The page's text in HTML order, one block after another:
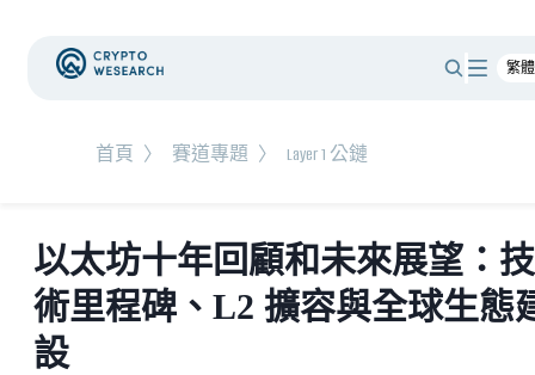
首頁 〉 賽道專題 〉 Layer 1 公鏈
以太坊十年回顧和未來展望：技
術里程碑、L2 擴容與全球生態
設